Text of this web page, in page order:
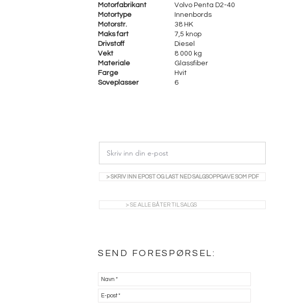
Motorfabrikant
Volvo Penta D2-40
Motortype
Innenbords
Motorstr.
38 HK
Maks fart
7,5 knop
Drivstoff
Diesel
Vekt
8 000 kg
Materiale
Glassfiber
Farge
Hvit
Soveplasser
6
> SKRIV INN EPOST OG LAST NED SALGSOPPGAVE SOM PDF
> SE ALLE BÅTER TIL SALGS
SEND FORESPØRSEL: